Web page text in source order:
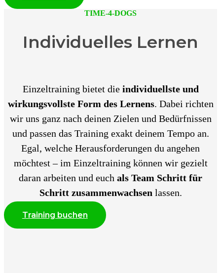
TIME-4-DOGS
Individuelles Lernen
Einzeltraining bietet die individuellste und
wirkungsvollste Form des Lernens. Dabei richten
wir uns ganz nach deinen Zielen und Bedürfnissen
und passen das Training exakt deinem Tempo an.
Egal, welche Herausforderungen du angehen
möchtest – im Einzeltraining können wir gezielt
daran arbeiten und euch als Team Schritt für
Schritt zusammenwachsen lassen.
Training buchen